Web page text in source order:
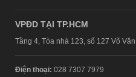
VPĐD TẠI TP.HCM
Tầng 4, Tòa nhà 123, số 127 Võ
Điện thoại: 028 7307 7979